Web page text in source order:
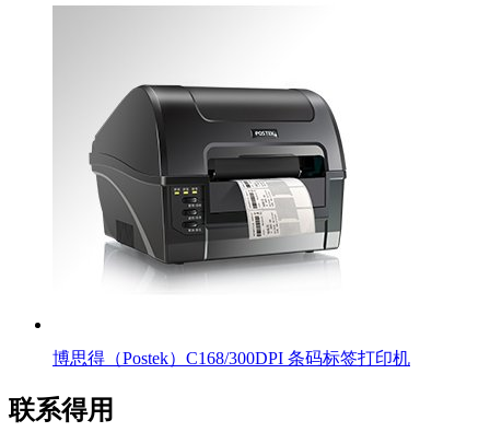
博思得（Postek）C168/300DPI 条码标签打印机
联系得用